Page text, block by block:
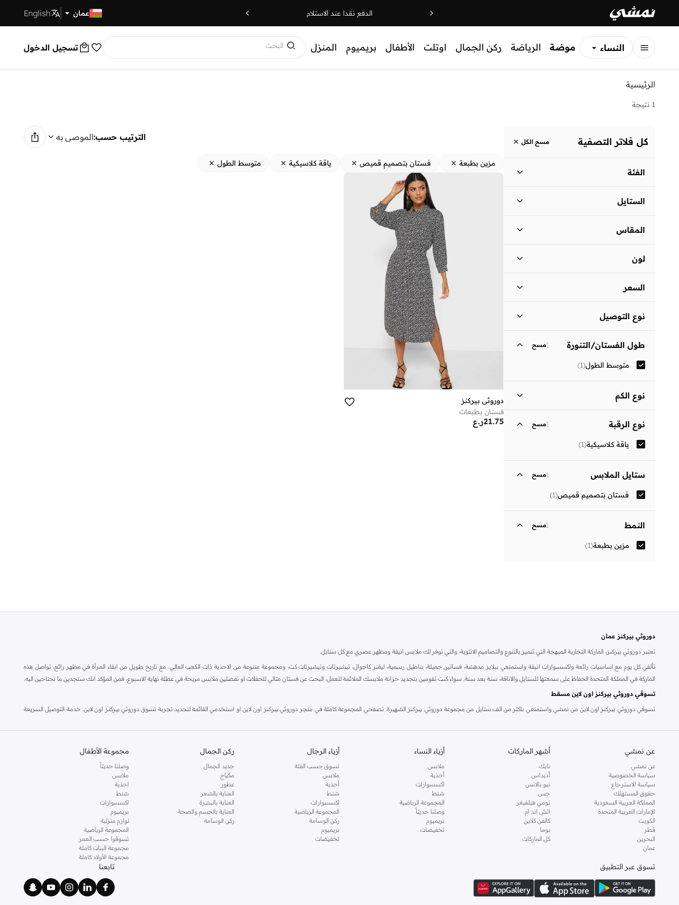
الدفع نقدا عند الاستلام عمان English
النساء
موضة الرياضة ركن الجمال اوتلت الأطفال بريميوم المنزل البحث تسجيل الدخول
الرئيسية
1 نتيجة
كل فلاتر التصفية مسح الكل
الفئة
نساء
الستايل
المقاس
لون
السعر
ر.ع
انطلق
نوع التوصيل
طول الفستان/التنورة 1مسح
متوسط الطول(
1
)
نوع الكم
نوع الرقبة 1مسح
ياقة كلاسيكية(
1
)
ستايل الملابس 1مسح
فستان بتصميم قميص(
1
)
النمط 1مسح
مزين بطبعة(
1
)
الترتيب حسب:الموصى به
مزين بطبعة فستان بتصميم قميص ياقة كلاسيكية متوسط الطول
دوروثي بيركنز
فستان بطبعات
ر.ع21.75
دوروثي بيركنز عمان
تعتبر دوروثي بيركنز، الماركة التجارية المبهجة التي تتميز بالتنوع والتصاميم الانثوية، والتي توفر لك ملابس انيقة ومظهر عصري مع كل ستايل.
تألقي كل يوم مع اساسيات رائعة واكسسوارات انيقة واستمتعي ببلايز مدهشة، فساتين جميلة، بناطيل رسمية، ليقنز كاجوال، تيشيرتات وتيشيرتات كت، ومجموعة متنوعة من الاحذية ذات الكعب العالي. مع تاريخ طويل من ابقاء المرأة في مظهر رائع، تواصل هذه
الماركة في المملكة المتحدة الحفاظ على سمعتها للستايل والاناقة، سنة بعد سنة. سواء كنت تقومين بتجديد خزانة ملابسك الملائمة للعمل، البحث عن فستان مثالي للحفلات او تفضلين ملابس مريحة في عطلة نهاية الاسبوع، فمن المؤكد انك ستجدين ما تحتاجين اليه.
تسوقي دوروثي بيركنز اون لاين مسقط
تسوقي دوروثي بيركنز اون لاين من نمشي واستمتعي باكثر من الف ستايل من مجموعة دوروثي بيركنز الشهيرة. تصفحي المجموعة كاملة في متجر دوروثي بيركنز اون لاين او استخدمي القائمة لتحديد تجربة تسوق دوروثي بيركنز اون لاين. خدمة التوصيل السريعة
عن نمشي
عن نمشي
سياسة الخصوصية
سياسة الاسترجاع
حقوق المستهلك
المملكة العربية السعودية
الإمارات العربية المتحدة
الكويت
قطر
البحرين
عمان
أشهر الماركات
نايك
أديداس
نيو بالانس
جس
تومي هيلفيغر
اتش اند ام
كالفن كلاين
بوما
كل الماركات
أزياء النساء
ملابس
أحذية
اكسسوارات
شنط
المجموعة الرياضية
وصلنا حديثاً
بريميوم
تخفيضات
أزياء الرجال
تسوق حسب الفئة
ملابس
أحذية
شنط
اكسسوارات
المجموعة الرياضية
ركن الوسامة
بريميوم
تخفيضات
ركن الجمال
جديد الجمال
مكياج
عطور
العناية بالشعر
العناية بالبشرة
العناية بالجسم والصحة
ركن الوسامة
مجموعة الأطفال
وصلنا حديثاً
ملابس
احذية
شنط
اكسسوارات
بريميوم
لوازم منزلية
المجموعة الرياضية
تسوقوا حسب العمر
مجموعة البنات كاملة
مجموعة الأولاد كاملة
تسوق عبر التطبيق تابعنا